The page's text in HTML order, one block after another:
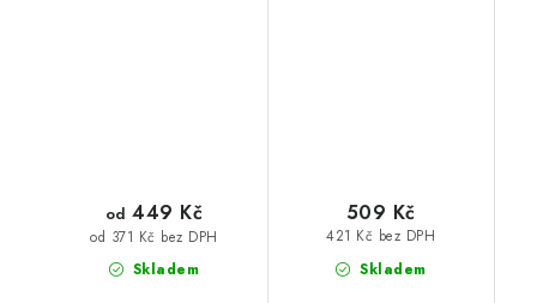
Skladem
od 371 Kč bez DPH
od 449 Kč
Skladem
421 Kč bez DPH
509 Kč